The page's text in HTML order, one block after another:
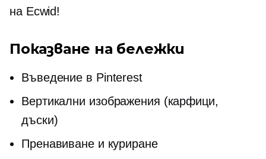
на Ecwid!
Показване на бележки
Въведение в Pinterest
Вертикални изображения (карфици,
дъски)
Пренавиване и куриране